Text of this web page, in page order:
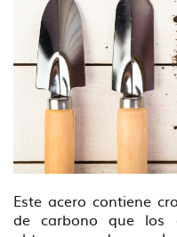
Este acero contiene
de carbono que los